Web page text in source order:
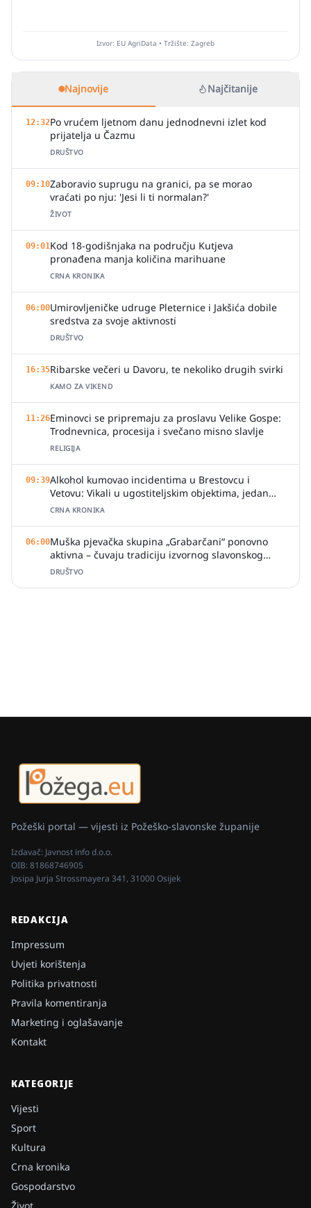
Izvor: EU AgriData • Tržište: Zagreb
Najnovije Najčitanije
12:32Po vrućem ljetnom danu jednodnevni izlet kod
prijatelja u Čazmu
DRUŠTVO
09:10Zaboravio suprugu na granici, pa se morao
vraćati po nju: 'Jesi li ti normalan?'
ŽIVOT
09:01Kod 18-godišnjaka na području Kutjeva
pronađena manja količina marihuane
CRNA KRONIKA
06:00Umirovljeničke udruge Pleternice i Jakšića dobile
sredstva za svoje aktivnosti
DRUŠTVO
16:35Ribarske večeri u Davoru, te nekoliko drugih svirki
KAMO ZA VIKEND
11:26Eminovci se pripremaju za proslavu Velike Gospe:
Trodnevnica, procesija i svečano misno slavlje
RELIGIJA
09:39Alkohol kumovao incidentima u Brestovcu i
Vetovu: Vikali u ugostiteljskim objektima, jedan
zalio djelatnicu pićem
CRNA KRONIKA
06:00Muška pjevačka skupina „Grabarčani“ ponovno
aktivna – čuvaju tradiciju izvornog slavonskog
pjevanja
DRUŠTVO
Požeški portal — vijesti iz Požeško-slavonske županije
Izdavač: Javnost info d.o.o.
OIB:81868746905
Josipa Jurja Strossmayera 341, 31000 Osijek
REDAKCIJA
Impressum
Uvjeti korištenja
Politika privatnosti
Pravila komentiranja
Marketing i oglašavanje
Kontakt
KATEGORIJE
Vijesti
Sport
Kultura
Crna kronika
Gospodarstvo